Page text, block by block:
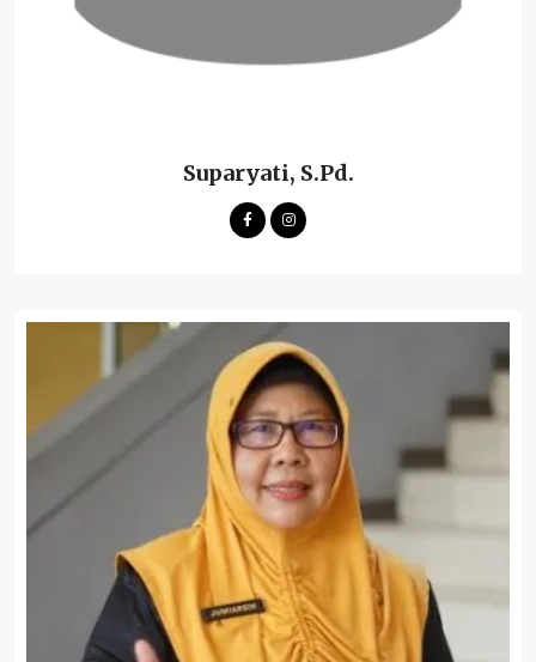
Suparyati, S.Pd.